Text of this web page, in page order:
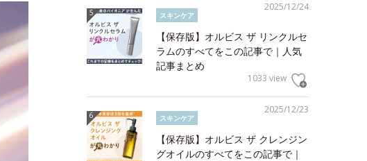
2025/12/24
スキンケア
【保存版】オルビス ザ リンクルセ
ラムのすべてをこの記事で｜人気
記事まとめ
1033 view
2025/12/23
スキンケア
【保存版】オルビス ザ クレンジン
グオイルのすべてをこの記事で｜